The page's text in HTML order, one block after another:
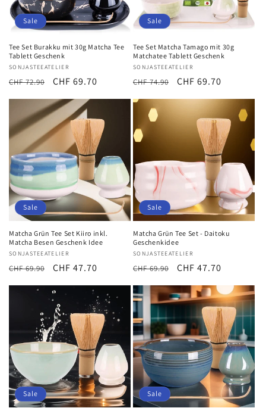
Sale
Tee Set Burakku mit 30g Matcha Tee
Tablett Geschenk
Anbieter:
SONJASTEEATELIER
Normaler
Preis
CHF 72.90 Verkaufspreis
CHF 69.70
Sale
Tee Set Matcha Tamago mit 30g
Matchatee Tablett Geschenk
Anbieter:
SONJASTEEATELIER
Normaler
Preis
CHF 74.90 Verkaufspreis
CHF 69.70
Sale
Matcha Grün Tee Set Kiiro inkl.
Matcha Besen Geschenk Idee
Anbieter:
SONJASTEEATELIER
Normaler
Preis
CHF 69.90 Verkaufspreis
CHF 47.70
Sale
Matcha Grün Tee Set - Daitoku
Geschenkidee
Anbieter:
SONJASTEEATELIER
Normaler
Preis
CHF 69.90 Verkaufspreis
CHF 47.70
Sale Sale